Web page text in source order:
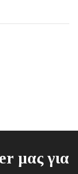
μας για